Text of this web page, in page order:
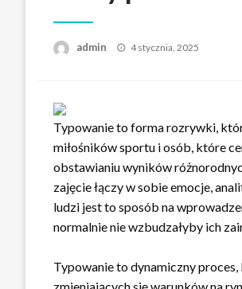
admin
Opublikowane
4 stycznia, 2025
Typowanie to forma rozrywki,
miłośników sportu i osób, które
obstawianiu wyników
zajęcie łączy w sobie emocje,
ludzi jest to sposób na
normalnie nie wzbudzałyby ich
Typowanie to dynamiczny